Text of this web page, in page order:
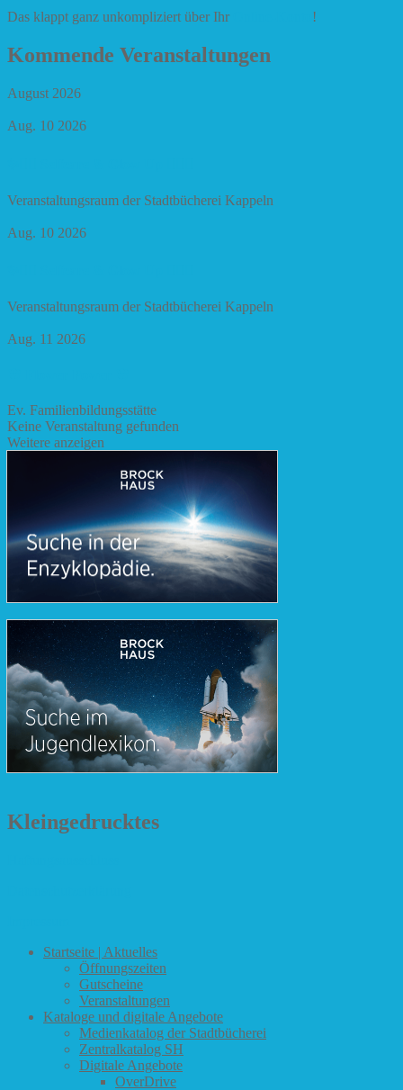
Das klappt ganz unkompliziert über Ihr !
Kommende Veranstaltungen
August 2026
Aug. 10 2026
Veranstaltungsraum der Stadtbücherei Kappeln
Aug. 10 2026
Veranstaltungsraum der Stadtbücherei Kappeln
Aug. 11 2026
Ev. Familienbildungsstätte
Keine Veranstaltung gefunden
Weitere anzeigen
Kleingedrucktes
Startseite | Aktuelles
Öffnungszeiten
Gutscheine
Veranstaltungen
Kataloge und digitale Angebote
Medienkatalog der Stadtbücherei
Zentralkatalog SH
Digitale Angebote
OverDrive